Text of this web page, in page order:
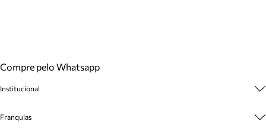
Compre pelo Whatsapp
Institucional
Cashback
Franquias